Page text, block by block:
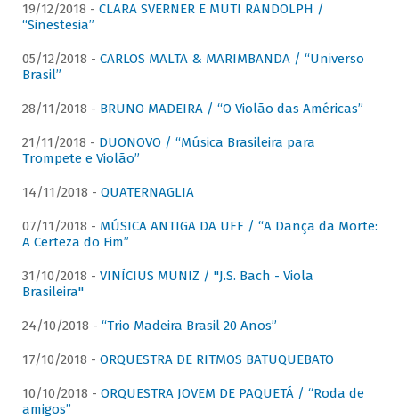
19/12/2018 - CLARA SVERNER E MUTI RANDOLPH /
“Sinestesia”
05/12/2018 - CARLOS MALTA & MARIMBANDA / “Universo
Brasil”
28/11/2018 - BRUNO MADEIRA / “O Violão das Américas”
21/11/2018 - DUONOVO / “Música Brasileira para
Trompete e Violão”
14/11/2018 - QUATERNAGLIA
07/11/2018 - MÚSICA ANTIGA DA UFF / “A Dança da Morte:
A Certeza do Fim”
31/10/2018 - VINÍCIUS MUNIZ / "J.S. Bach - Viola
Brasileira"
24/10/2018 - “Trio Madeira Brasil 20 Anos”
17/10/2018 - ORQUESTRA DE RITMOS BATUQUEBATO
10/10/2018 - ORQUESTRA JOVEM DE PAQUETÁ / “Roda de
amigos”